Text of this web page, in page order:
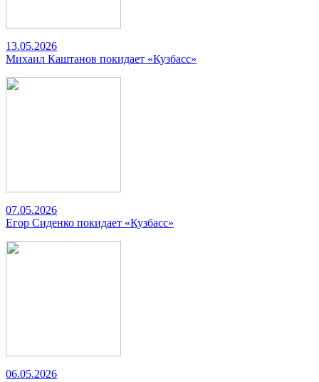
13.05.2026
Михаил Каштанов покидает «Кузбасс»
07.05.2026
Егор Сиденко покидает «Кузбасс»
06.05.2026